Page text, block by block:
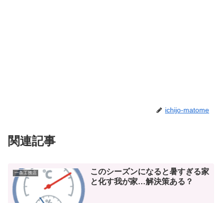
ichijo-matome
関連記事
一条工務店
このシーズンになると暑すぎる家
と化す我が家…解決策ある？